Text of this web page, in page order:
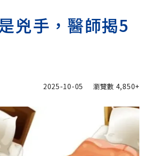
兇手，醫師揭5
2025-10-05 瀏覽數 4,850+